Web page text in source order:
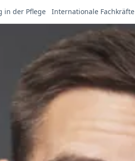
in der Pflege Internationale Fachkräfte